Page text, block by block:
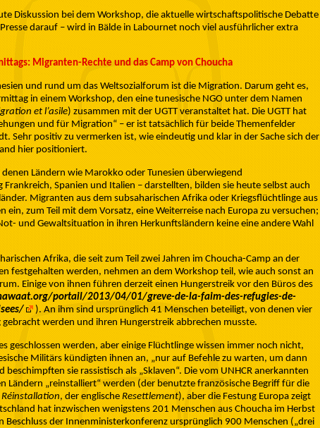
Diskussion bei dem Workshop, die aktuelle wirtschaftspolitische Debatte
darauf – wird in Bälde in Labournet noch viel ausführlicher extra
Migranten-Rechte und das Camp von Choucha
und rund um das Weltsozialforum ist die Migration. Darum geht es,
in einem Workshop, den eine tunesische NGO unter dem Namen
et l’asile) zusammen mit der UGTT veranstaltet hat. Die UGTT hat
und für Migration“ – er ist tatsächlich für beide Themenfelder
Sehr positiv zu vermerken ist, wie eindeutig und klar in der Sache sich der
hier positioniert.
Ländern wie Marokko oder Tunesien überwiegend
Spanien und Italien – darstellten, bilden sie heute selbst auch
Migranten aus dem subsaharischen Afrika oder Kriegsflüchtlinge aus
ein, zum Teil mit dem Vorsatz, eine Weiterreise nach Europa zu versuchen;
und Gewaltsituation in ihren Herkunftsländern keine eine andere Wahl
Afrika, die seit zum Teil zwei Jahren im Choucha-Camp an der
festgehalten werden, nehmen an dem Workshop teil, wie auch sonst an
Einige von ihnen führen derzeit einen Hungerstreik vor den Büros des
portail/2013/04/01/greve-de-la-faim-des-refugies-de-
). An ihm sind ursprünglich 41 Menschen beteiligt, von denen vier
werden und ihren Hungerstreik abbrechen musste.
geschlossen werden, aber einige Flüchtlinge wissen immer noch nicht,
Militärs kündigten ihnen an, „nur auf Befehle zu warten, um dann
sie rassistisch als „Sklaven“. Die vom UNHCR anerkannten
Ländern „reinstalliert“ werden (der benutzte französische Begriff für die
Réinstallation, der englische Resettlement), aber die Festung Europa zeigt
hat inzwischen wenigstens 201 Menschen aus Choucha im Herbst
der Innenministerkonferenz ursprünglich 900 Menschen („drei